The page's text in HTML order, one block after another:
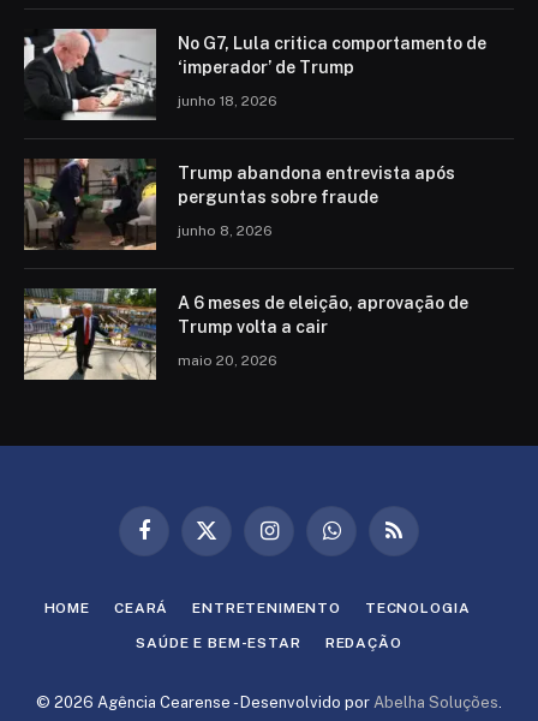
No G7, Lula critica comportamento de
‘imperador’ de Trump
junho 18, 2026
Trump abandona entrevista após
perguntas sobre fraude
junho 8, 2026
A 6 meses de eleição, aprovação de
Trump volta a cair
maio 20, 2026
Facebook
X
InstagramWhatsAppRSS
HOME CEARÁ ENTRETENIMENTO TECNOLOGIA
SAÚDE E BEM-ESTAR REDAÇÃO
© 2026 Agência Cearense - Desenvolvido por Abelha Soluções